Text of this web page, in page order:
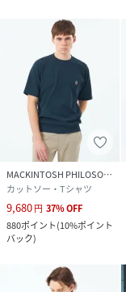
MACKINTOSH PHILOSOPHY
カットソー・Tシャツ
9,680円 37%OFF
880ポイント(10%ポイント
バック)